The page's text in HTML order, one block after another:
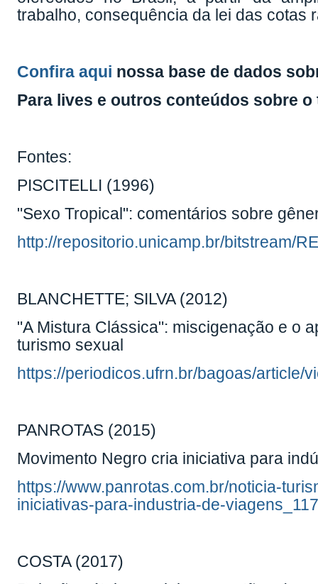
trabalho, consequência da lei das cotas
Confira aqui nossa base de dados
Para lives e outros conteúdos sobre
Fontes:
PISCITELLI (1996)
"Sexo Tropical": comentários sobre
http://repositorio.unicamp.br/bitstream/
BLANCHETTE; SILVA (2012)
"A Mistura Clássica": miscigenação e o
turismo sexual
https://periodicos.ufrn.br/bagoas/article/
PANROTAS (2015)
Movimento Negro cria iniciativa para
https://www.panrotas.com.br/noticia-
iniciativas-para-industria-de-
COSTA (2017)